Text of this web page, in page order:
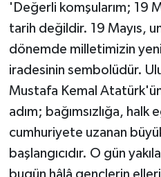
'Değerli komşularım; 19
tarih değildir. 19 Mayıs,
dönemde milletimizin
iradesinin sembolüdür.
Mustafa Kemal
adım; bağımsızlığa, halk
cumhuriyete uzanan
başlangıcıdır. O gün
bugün hâlâ gençlerin